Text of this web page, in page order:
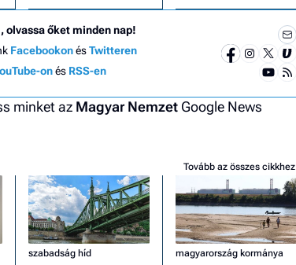
olvassa őket minden nap!
FacebookonésTwitteren
onés RSS-en
minket az Magyar Nemzet Google News
Tovább az összes cikkhez
szabadság híd magyarország kormánya